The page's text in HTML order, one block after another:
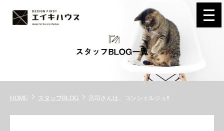
HOME スタッフBLOG 宮司さんは、コンシェルジュ!!